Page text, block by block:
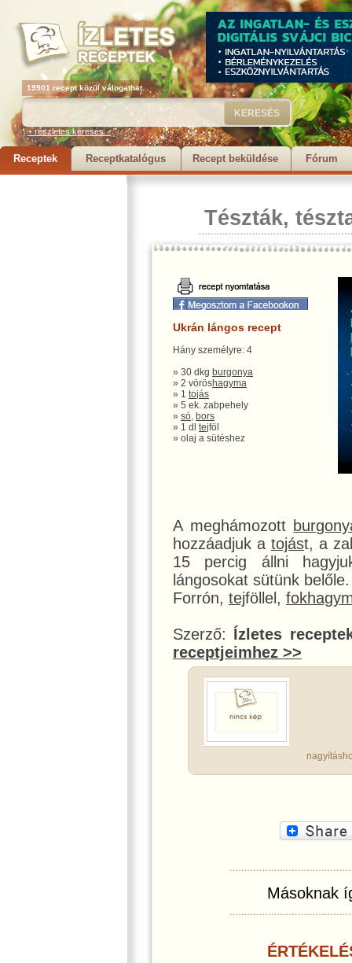
19901 recept közül válogathat...
+ részletes keresés...
Receptek Receptkatalógus Recept beküldése Fórum
Tészták,
Ukrán lángos recept
Hány személyre: 4
» 30 dkg burgonya
» 2 vöröshagyma
» 1 tojás
» 5 ek. zabpehely
» só, bors
» 1 dl tejföl
» olaj a sütéshez
A meghámozott
hozzáadjuk a tojást, a
15 percig állni
lángosokat sütünk belőle.
Forrón, tejföllel,
Szerző: Ízletes
receptjeimhez >>
Másoknak